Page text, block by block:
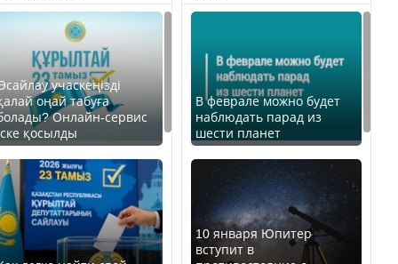
учаскеңізді
оңай табуға
Онлайн-сервис
қосылды
В феврале можно будет
наблюдать парад из
шести планет
10 января Юпитер
вступит в